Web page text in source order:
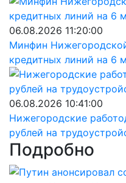
06.08.2026 11:20:00
Минфин
кредитных линий на 6
06.08.2026 10:41:00
Нижегородские
рублей на
Подробно